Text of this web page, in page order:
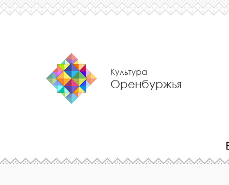
Культура
Оренбуржья